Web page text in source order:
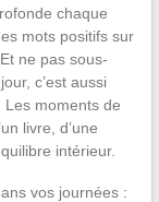
chaque
mots positifs sur
ne pas sous-
c’est aussi
Les moments de
livre, d’une
intérieur.
vos journées :